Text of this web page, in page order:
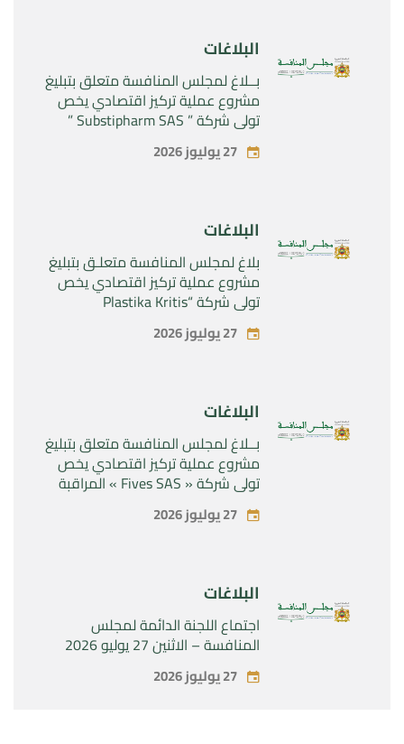
البلاغات
بــلاغ لمجلس المنافسة متعلق بتبليغ
مشروع عملية تركيز اقتصادي يخص
تولي شركة ” Substipharm SAS ”
المراقبة الحصرية للأصول والحقوق
المتعلقة بالمنتجين الصيدلانيين”
27 يوليوز 2026
البلاغات
بلاغ لمجلس المنافسة متعلـق بتبليغ
مشروع عملية تركيز اقتصادي يخص
تولي شركة “Plastika Kritis
SA”المراقبة الحصرية لشركة
“Naturplas Industrial SARL” 27 يوليوز 2026
البلاغات
بــلاغ لمجلس المنافسة متعلق بتبليغ
مشروع عملية تركيز اقتصادي يخص
تولي شركة « Fives SAS » المراقبة
SAS »27 يوليوز 2026
البلاغات
اجتماع اللجنة الدائمة لمجلس
المنافسة – الاثنين 27 يوليو 2026
27 يوليوز 2026